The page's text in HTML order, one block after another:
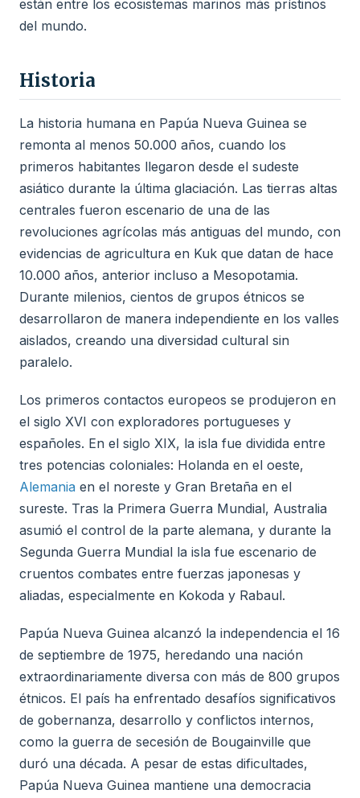
están entre los ecosistemas marinos más prístinos
del mundo.
Historia
La historia humana en Papúa Nueva Guinea se
remonta al menos 50.000 años, cuando los
primeros habitantes llegaron desde el sudeste
asiático durante la última glaciación. Las tierras altas
centrales fueron escenario de una de las
revoluciones agrícolas más antiguas del mundo, con
evidencias de agricultura en Kuk que datan de hace
10.000 años, anterior incluso a Mesopotamia.
Durante milenios, cientos de grupos étnicos se
desarrollaron de manera independiente en los valles
aislados, creando una diversidad cultural sin
paralelo.
Los primeros contactos europeos se produjeron en
el siglo XVI con exploradores portugueses y
españoles. En el siglo XIX, la isla fue dividida entre
tres potencias coloniales: Holanda en el oeste,
Alemania en el noreste y Gran Bretaña en el
sureste. Tras la Primera Guerra Mundial, Australia
asumió el control de la parte alemana, y durante la
Segunda Guerra Mundial la isla fue escenario de
cruentos combates entre fuerzas japonesas y
aliadas, especialmente en Kokoda y Rabaul.
Papúa Nueva Guinea alcanzó la independencia el 16
de septiembre de 1975, heredando una nación
extraordinariamente diversa con más de 800 grupos
étnicos. El país ha enfrentado desafíos significativos
de gobernanza, desarrollo y conflictos internos,
como la guerra de secesión de Bougainville que
duró una década. A pesar de estas dificultades,
Papúa Nueva Guinea mantiene una democracia